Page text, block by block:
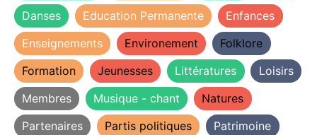
Danses
Education Permanente
Enfances
Enseignements
Environement
Folklore
Formation
Jeunesses Littératures
Loisirs
Membres
Musique - chant
Natures
Partenaires
Partis politiques
Patrimoine